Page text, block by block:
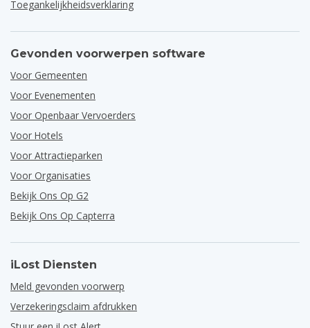
Toegankelijkheidsverklaring
Gevonden voorwerpen software
Voor Gemeenten
Voor Evenementen
Voor Openbaar Vervoerders
Voor Hotels
Voor Attractieparken
Voor Organisaties
Bekijk Ons Op G2
Bekijk Ons Op Capterra
iLost Diensten
Meld gevonden voorwerp
Verzekeringsclaim afdrukken